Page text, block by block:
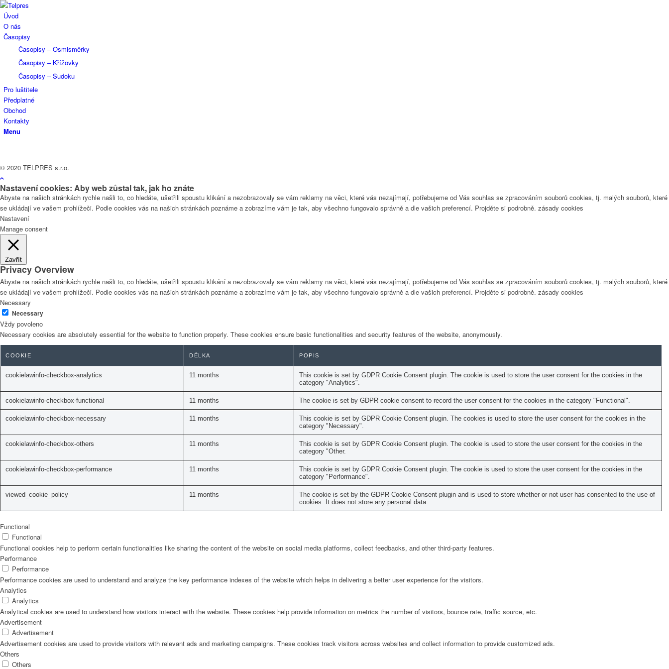
Úvod
O nás
Časopisy
Časopisy – Osmisměrky
Časopisy – Křížovky
Časopisy – Sudoku
Pro luštitele
Předplatné
Obchod
Kontakty
Menu
© 2020 TELPRES s.r.o.
Nastavení cookies: Aby web zůstal tak, jak ho znáte
Abyste na našich stránkách rychle našli to, co hledáte, ušetřili spoustu klikání a nezobrazovaly se vám reklamy na věci, které vás nezajímají, potřebujeme od Vás souhlas se zpracováním souborů cookies, tj. malých souborů, které
se ukládají ve vašem prohlížeči. Podle cookies vás na našich stránkách poznáme a zobrazíme vám je tak, aby všechno fungovalo správně a dle vašich preferencí. Projděte si podrobně. zásady cookies
Nastavení
Manage consent
Zavřít
Privacy Overview
Abyste na našich stránkách rychle našli to, co hledáte, ušetřili spoustu klikání a nezobrazovaly se vám reklamy na věci, které vás nezajímají, potřebujeme od Vás souhlas se zpracováním souborů cookies, tj. malých souborů, které
se ukládají ve vašem prohlížeči. Podle cookies vás na našich stránkách poznáme a zobrazíme vám je tak, aby všechno fungovalo správně a dle vašich preferencí. Projděte si podrobně. zásady cookies
Necessary
Necessary
Vždy povoleno
Necessary cookies are absolutely essential for the website to function properly. These cookies ensure basic functionalities and security features of the website, anonymously.
COOKIE DÉLKA POPIS
cookielawinfo-checkbox-analytics 11 months
This cookie is set by GDPR Cookie Consent plugin. The cookie is used to store the user consent for the cookies in the
category "Analytics".
cookielawinfo-checkbox-functional 11 months The cookie is set by GDPR cookie consent to record the user consent for the cookies in the category "Functional".
cookielawinfo-checkbox-necessary 11 months
This cookie is set by GDPR Cookie Consent plugin. The cookies is used to store the user consent for the cookies in the
category "Necessary".
cookielawinfo-checkbox-others 11 months
This cookie is set by GDPR Cookie Consent plugin. The cookie is used to store the user consent for the cookies in the
category "Other.
cookielawinfo-checkbox-performance 11 months
This cookie is set by GDPR Cookie Consent plugin. The cookie is used to store the user consent for the cookies in the
category "Performance".
viewed_cookie_policy 11 months
The cookie is set by the GDPR Cookie Consent plugin and is used to store whether or not user has consented to the use of
cookies. It does not store any personal data.
Functional
Functional
Functional cookies help to perform certain functionalities like sharing the content of the website on social media platforms, collect feedbacks, and other third-party features.
Performance
Performance
Performance cookies are used to understand and analyze the key performance indexes of the website which helps in delivering a better user experience for the visitors.
Analytics
Analytics
Analytical cookies are used to understand how visitors interact with the website. These cookies help provide information on metrics the number of visitors, bounce rate, traffic source, etc.
Advertisement
Advertisement
Advertisement cookies are used to provide visitors with relevant ads and marketing campaigns. These cookies track visitors across websites and collect information to provide customized ads.
Others
Others